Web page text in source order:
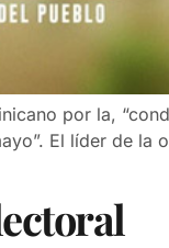
por la,
El líder de la